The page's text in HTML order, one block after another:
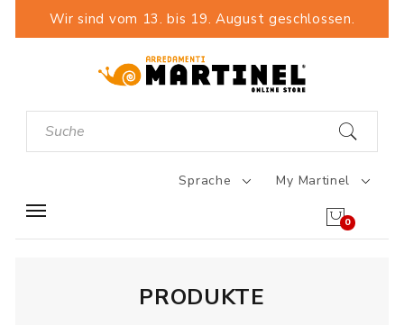
Wir sind vom 13. bis 19. August geschlossen.
Sprache My Martinel
0
PRODUKTE